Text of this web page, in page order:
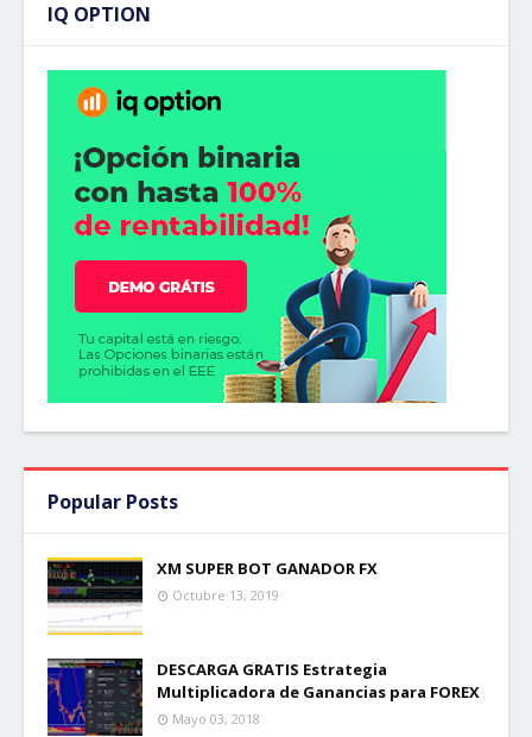
IQ OPTION
Popular Posts
XM SUPER BOT GANADOR FX
Octubre 13, 2019
DESCARGA GRATIS Estrategia
Multiplicadora de Ganancias para FOREX
Mayo 03, 2018